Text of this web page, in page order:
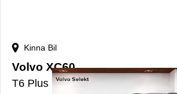
Kinna Bil
Volvo XC60
T6 Plus Black Nordic Edition